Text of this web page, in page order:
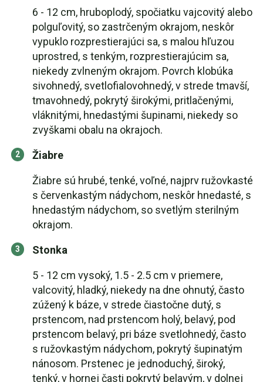
6 - 12 cm, hruboplodý, spočiatku vajcovitý alebo
polguľovitý, so zastrčeným okrajom, neskôr
vypuklo rozprestierajúci sa, s malou hľuzou
uprostred, s tenkým, rozprestierajúcim sa,
niekedy zvlneným okrajom. Povrch klobúka
sivohnedý, svetlofialovohnedý, v strede tmavší,
tmavohnedý, pokrytý širokými, pritlačenými,
vláknitými, hnedastými šupinami, niekedy so
zvyškami obalu na okrajoch.
Žiabre
Žiabre sú hrubé, tenké, voľné, najprv ružovkasté
s červenkastým nádychom, neskôr hnedasté, s
hnedastým nádychom, so svetlým sterilným
okrajom.
Stonka
5 - 12 cm vysoký, 1.5 - 2.5 cm v priemere,
valcovitý, hladký, niekedy na dne ohnutý, často
zúžený k báze, v strede čiastočne dutý, s
prstencom, nad prstencom holý, belavý, pod
prstencom belavý, pri báze svetlohnedý, často
s ružovkastým nádychom, pokrytý šupinatým
nánosom. Prstenec je jednoduchý, široký,
tenký, v hornej časti pokrytý belavým, v dolnej